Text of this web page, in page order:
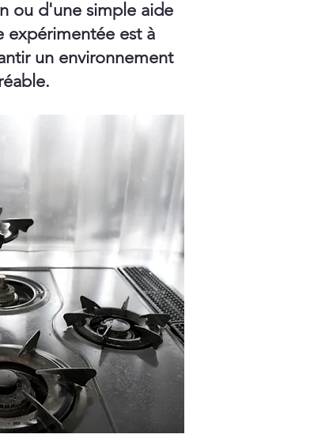
ou d'une simple aide
expérimentée est à
un environnement